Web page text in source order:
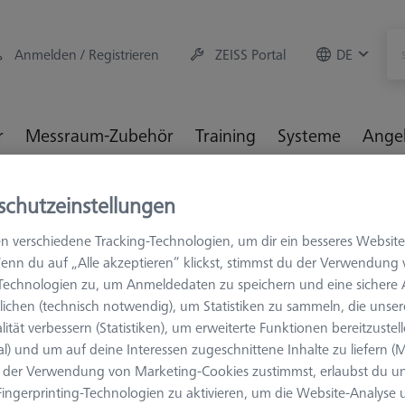
Anmelden / Registrieren ZEISS Portal DE
Messraum-Zubehör Training Systeme
Einmessen und Prüfen
STANDARD
600332-9167-000
verschiedene Tracking-Technologien, um dir ein besseres
du auf „Alle akzeptieren“ klickst, stimmst du der Verwendung
zu, um Anmeldedaten zu speichern und eine sichere
(technisch notwendig), um Statistiken zu sammeln, die
verbessern (Statistiken), um erweiterte Funktionen
und um auf deine Interessen zugeschnittene Inhalte zu liefern
Verwendung von Marketing-Cookies zustimmst, erlaubst du
Technologien zu aktivieren, um die Website-Analyse